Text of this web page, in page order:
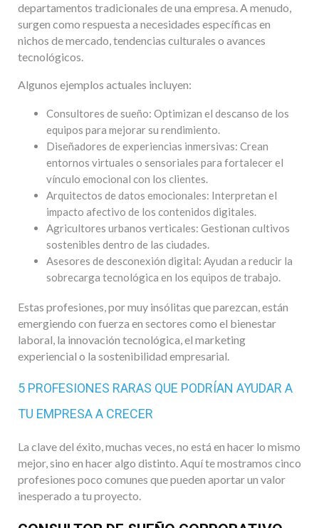
departamentos tradicionales de una empresa. A menudo,
surgen como respuesta a necesidades específicas en
nichos de mercado, tendencias culturales o avances
tecnológicos.
Algunos ejemplos actuales incluyen:
Consultores de sueño: Optimizan el descanso de los
equipos para mejorar su rendimiento.
Diseñadores de experiencias inmersivas: Crean
entornos virtuales o sensoriales para fortalecer el
vínculo emocional con los clientes.
Arquitectos de datos emocionales: Interpretan el
impacto afectivo de los contenidos digitales.
Agricultores urbanos verticales: Gestionan cultivos
sostenibles dentro de las ciudades.
Asesores de desconexión digital: Ayudan a reducir la
sobrecarga tecnológica en los equipos de trabajo.
Estas profesiones, por muy insólitas que parezcan, están
emergiendo con fuerza en sectores como el bienestar
laboral, la innovación tecnológica, el marketing
experiencial o la sostenibilidad empresarial.
5 PROFESIONES RARAS QUE PODRÍAN AYUDAR A
TU EMPRESA A CRECER
La clave del éxito, muchas veces, no está en hacer lo mismo
mejor, sino en hacer algo distinto. Aquí te mostramos cinco
profesiones poco comunes que pueden aportar un valor
inesperado a tu proyecto.